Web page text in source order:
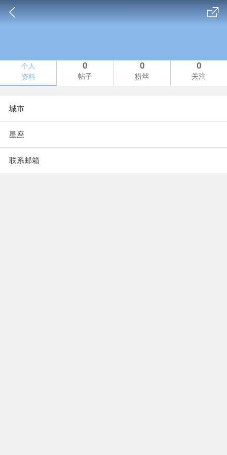
个人
资料
0
帖子
0
粉丝
0
关注
城市
星座
联系邮箱